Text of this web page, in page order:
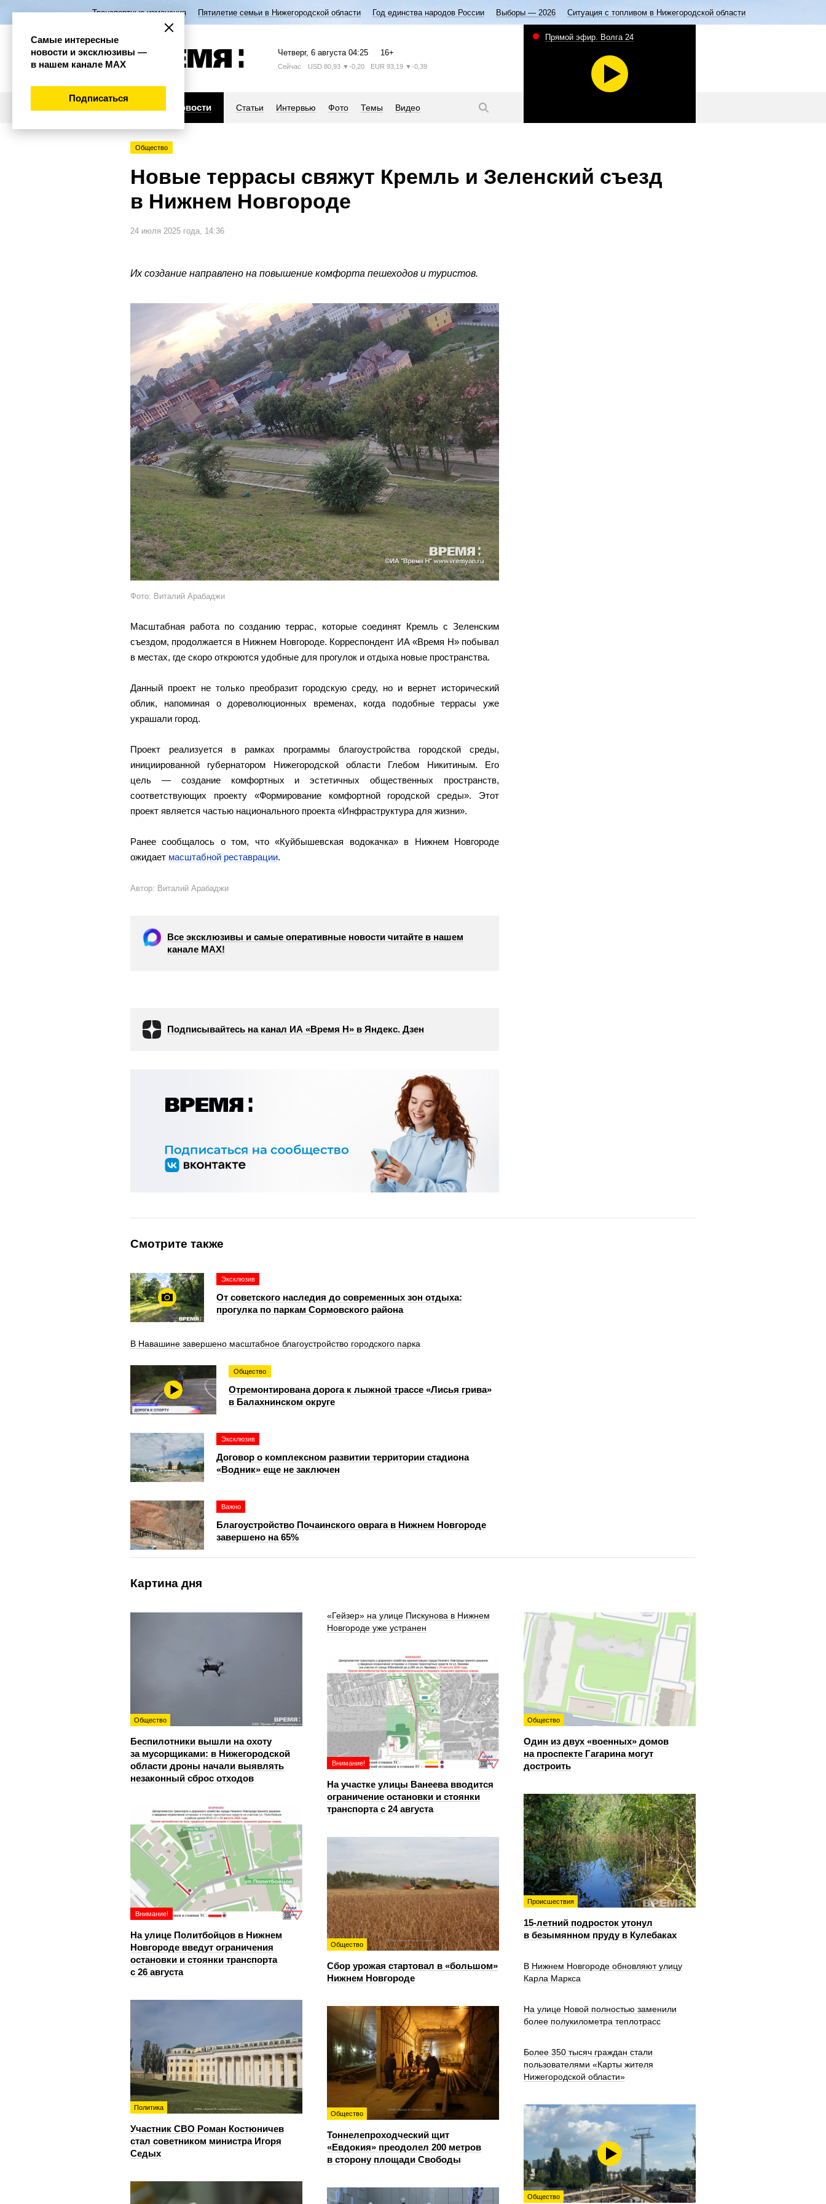
Транспортные изменения Пятилетие семьи в Нижегородской области Год единства народов России Выборы — 2026 Ситуация с топливом в Нижегородской области
Четверг, 6 августа 04:25 16+
Сейчас USD 80,93 ▼-0,20 EUR 93,19 ▼-0,39
Новости Статьи Интервью Фото Темы Видео
Прямой эфир. Волга 24
Общество
Новые террасы свяжут Кремль и Зеленский съезд
в Нижнем Новгороде
24 июля 2025 года, 14:36
Их создание направлено на повышение комфорта пешеходов и туристов.
Фото: Виталий Арабаджи
Масштабная работа по созданию террас, которые соединят Кремль с Зеленским
съездом, продолжается в Нижнем Новгороде. Корреспондент ИА «Время Н» побывал
в местах, где скоро откроются удобные для прогулок и отдыха новые пространства.
Данный проект не только преобразит городскую среду, но и вернет исторический
облик, напоминая о дореволюционных временах, когда подобные террасы уже
украшали город.
Проект реализуется в рамках программы благоустройства городской среды,
инициированной губернатором Нижегородской области Глебом Никитиным. Его
цель — создание комфортных и эстетичных общественных пространств,
соответствующих проекту «Формирование комфортной городской среды». Этот
проект является частью национального проекта «Инфраструктура для жизни».
Ранее сообщалось о том, что «Куйбышевская водокачка» в Нижнем Новгороде
ожидает масштабной реставрации.
Автор: Виталий Арабаджи
Все эксклюзивы и самые оперативные новости читайте в нашем
канале МАХ!
Подписывайтесь на канал ИА «Время Н» в Яндекс. Дзен
Смотрите также
Эксклюзив
От советского наследия до современных зон отдыха:
прогулка по паркам Сормовского района
В Навашине завершено масштабное благоустройство городского парка
Общество
Отремонтирована дорога к лыжной трассе «Лисья грива»
в Балахнинском округе
Эксклюзив
Договор о комплексном развитии территории стадиона
«Водник» еще не заключен
Важно
Благоустройство Почаинского оврага в Нижнем Новгороде
завершено на 65%
Картина дня
Общество
Беспилотники вышли на охоту
за мусорщиками: в Нижегородской
области дроны начали выявлять
незаконный сброс отходов
«Гейзер» на улице Пискунова в Нижнем
Новгороде уже устранен
Общество
Один из двух «военных» домов
на проспекте Гагарина могут
достроить
Внимание!
На участке улицы Ванеева вводится
ограничение остановки и стоянки
транспорта с 24 августа
Происшествия
15-летний подросток утонул
в безымянном пруду в Кулебаках
Внимание!
На улице Политбойцов в Нижнем
Новгороде введут ограничения
остановки и стоянки транспорта
с 26 августа
Общество
Сбор урожая стартовал в «большом»
Нижнем Новгороде
В Нижнем Новгороде обновляют улицу
Карла Маркса
Политика
Участник СВО Роман Костюничев
стал советником министра Игоря
Седых
Общество
Тоннелепроходческий щит
«Евдокия» преодолел 200 метров
в сторону площади Свободы
На улице Новой полностью заменили
более полукилометра теплотрасс
Более 350 тысяч граждан стали
пользователями «Карты жителя
Нижегородской области»
Общество
Самые интересные
новости и эксклюзивы —
в нашем канале МАХ
Подписаться